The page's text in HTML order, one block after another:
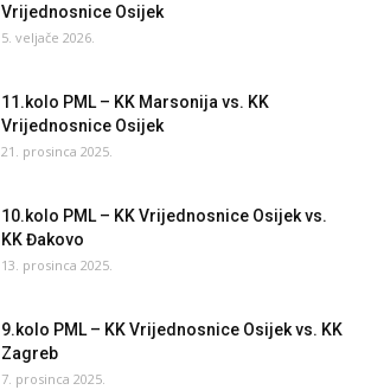
Vrijednosnice Osijek
5. veljače 2026.
11.kolo PML – KK Marsonija vs. KK
Vrijednosnice Osijek
21. prosinca 2025.
10.kolo PML – KK Vrijednosnice Osijek vs.
KK Đakovo
13. prosinca 2025.
9.kolo PML – KK Vrijednosnice Osijek vs. KK
Zagreb
7. prosinca 2025.